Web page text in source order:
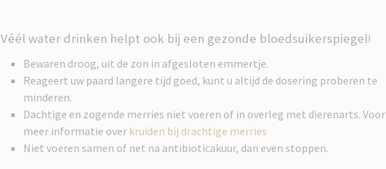
Véél water drinken helpt ook bij een gezonde bloedsuikerspiegel!
Bewaren droog, uit de zon in afgesloten emmertje.
Reageert uw paard langere tijd goed, kunt u altijd de dosering proberen te
minderen.
Dachtige en zogende merries niet voeren of in overleg met dierenarts. Voor
meer informatie over kruiden bij drachtige merries
Niet voeren samen of net na antibioticakuur, dan even stoppen.